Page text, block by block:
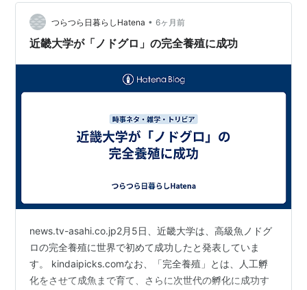
生物工学科
遺伝子工学科
食品安全工学科
システム生命科学科
大学院生物理工学研究科
広島キャンパス（広島県東広島市高屋うめの辺1）
ロボティクス学科
電子情報工学科
情報学科
ただくことができるようなので、機会を見つけてグラン
フロントの店舗へ行ってみたいと思います。ランキング
参加中食べ物ランキング参加中雑談ランキング参加中…
つらつら日暮らしHatena • 6ヶ月前
近畿大学が「ノドグロ」の完全養殖に成功
news.tv-asahi.co.jp2月5日、近畿大学は、高級魚ノドグ
ロの完全養殖に世界で初めて成功したと発表していま
す。 kindaipicks.comなお、「完全養殖」とは、人工孵
化をさせて成魚まで育て、さらに次世代の孵化に成功す